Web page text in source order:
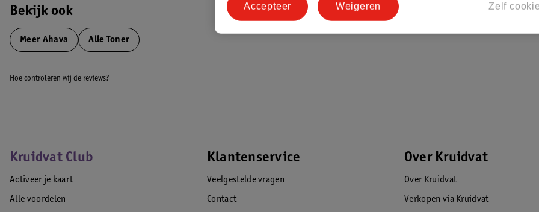
Bekijk ook
Meer Ahava Alle Toner
Hoe controleren wij de reviews?
Kruidvat Club
Activeer je kaart
Alle voordelen
Klantenservice
Veelgestelde vragen
Contact
Over Kruidvat
Over Kruidvat
Verkopen via Kruidvat
Zelf
Weigeren
Accepteer